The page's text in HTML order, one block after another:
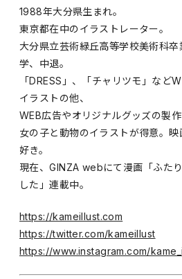
1988年大分県生まれ。
東京都在中のイラストレーター。
大分県立芸術緑丘高等学校美術科
学、中退。
「DRESS」、「チャリツモ」など
イラストの他、
WEB広告やオリジナルグッズの製作
女の子と動物のイラストが得意。
好き。
現在、GINZA webにて漫画「ふた
した」連載中。
https://kameillust.com
https://twitter.com/kameillust
https://www.instagram.com/